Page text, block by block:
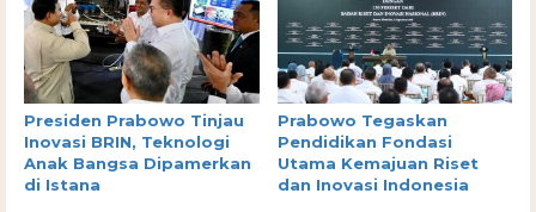
Presiden Prabowo Tinjau
Inovasi BRIN, Teknologi
Anak Bangsa Dipamerkan
di Istana
Prabowo Tegaskan
Pendidikan Fondasi
Utama Kemajuan Riset
dan Inovasi Indonesia